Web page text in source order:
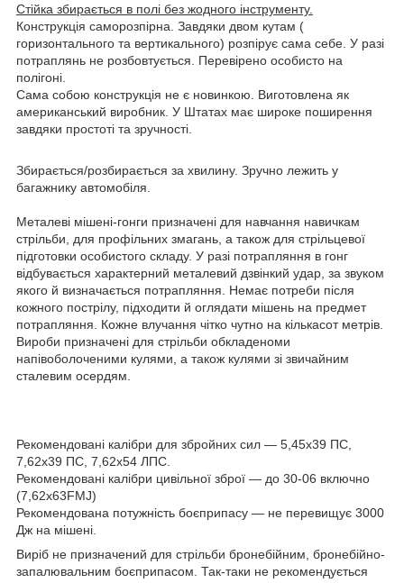
Стійка збирається в полі без жодного інструменту.
Конструкція саморозпірна. Завдяки двом кутам (
горизонтального та вертикального) розпірує сама себе. У разі
потраплянь не розбовтується. Перевірено особисто на
полігоні.
Сама собою конструкція не є новинкою. Виготовлена як
американський виробник. У Штатах має широке поширення
завдяки простоті та зручності.
Збирається/розбирається за хвилину. Зручно лежить у
багажнику автомобіля.
Металеві мішені-гонги призначені для навчання навичкам
стрільби, для профільних змагань, а також для стрільцевої
підготовки особистого складу. У разі потрапляння в гонг
відбувається характерний металевий дзвінкий удар, за звуком
якого й визначається потрапляння. Немає потреби після
кожного пострілу, підходити й оглядати мішень на предмет
потрапляння. Кожне влучання чітко чутно на кількасот метрів.
Вироби призначені для стрільби обкладеноми
напівоболоченими кулями, а також кулями зі звичайним
сталевим осердям.
Рекомендовані калібри для збройних сил — 5,45х39 ПС,
7,62х39 ПС, 7,62х54 ЛПС.
Рекомендовані калібри цивільної зброї — до 30-06 включно
(7,62х63FMJ)
Рекомендована потужність боєприпасу — не перевищує 3000
Дж на мішені.
Виріб не призначений для стрільби бронебійним, бронебійно-
запалювальним боєприпасом. Так-таки не рекомендується